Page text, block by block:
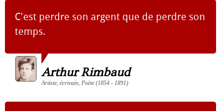
C'est perdre son argent que de perdre son
temps.
Arthur Rimbaud
Artiste, écrivain, Poète (1854 - 1891)